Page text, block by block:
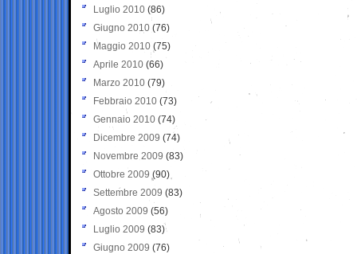
Luglio 2010 (86)
Giugno 2010 (76)
Maggio 2010 (75)
Aprile 2010 (66)
Marzo 2010 (79)
Febbraio 2010 (73)
Gennaio 2010 (74)
Dicembre 2009 (74)
Novembre 2009 (83)
Ottobre 2009 (90)
Settembre 2009 (83)
Agosto 2009 (56)
Luglio 2009 (83)
Giugno 2009 (76)